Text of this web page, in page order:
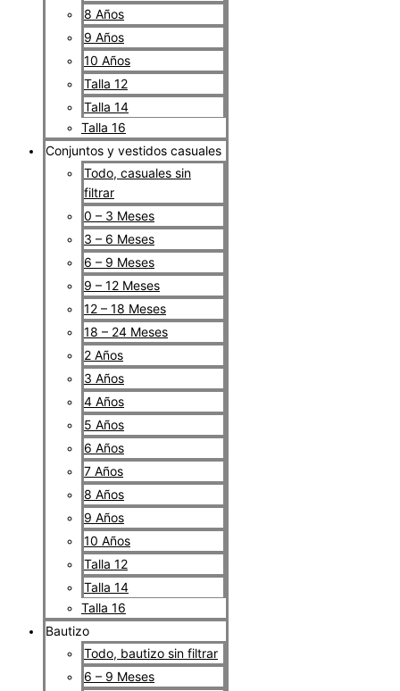
8 Años
9 Años
10 Años
Talla 12
Talla 14
Talla 16
Conjuntos y vestidos casuales
Todo, casuales sin
filtrar
0 – 3 Meses
3 – 6 Meses
6 – 9 Meses
9 – 12 Meses
12 – 18 Meses
18 – 24 Meses
2 Años
3 Años
4 Años
5 Años
6 Años
7 Años
8 Años
9 Años
10 Años
Talla 12
Talla 14
Talla 16
Bautizo
Todo, bautizo sin filtrar
6 – 9 Meses